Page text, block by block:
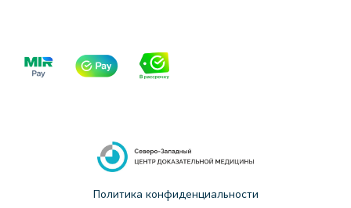
Политика конфиденциальности